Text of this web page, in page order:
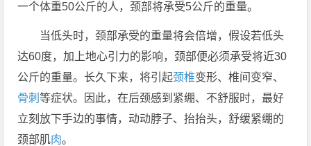
一个体重50公斤的人，颈部将承受5公斤的重量。
当低头时，颈部承受的重量将会倍增，假设若低头
达60度，加上地心引力的影响，颈部便必须承受将近30
公斤的重量。长久下来，将引起颈椎变形、椎间变窄、
骨刺等症状。因此，在后颈感到紧绷、不舒服时，最好
立刻放下手边的事情，动动脖子、抬抬头，舒缓紧绷的
颈部肌肉。